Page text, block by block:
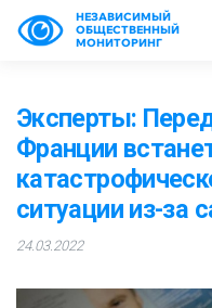
НЕЗАВИСИМЫЙ
ОБЩЕСТВЕННЫЙ
МОНИТОРИНГ
Эксперты:
Франции
ситуации из-за
24.03.2022